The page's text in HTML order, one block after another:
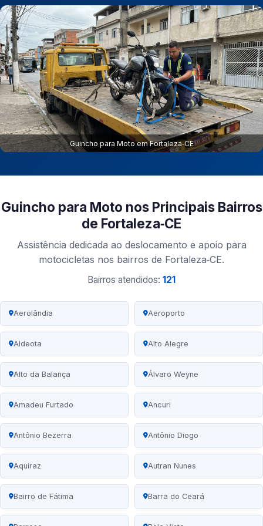
Guincho para Moto em Fortaleza‑CE
Guincho para Moto nos Principais Bairros
de Fortaleza‑CE
Assistência dedicada ao deslocamento e apoio para
motocicletas nos bairros de Fortaleza‑CE.
Bairros atendidos: 121
Aerolândia Aeroporto
Aldeota Alto Alegre
Alto da Balança Álvaro Weyne
Amadeu Furtado Ancuri
Antônio Bezerra Antônio Diogo
Aquiraz Autran Nunes
Bairro de Fátima Barra do Ceará